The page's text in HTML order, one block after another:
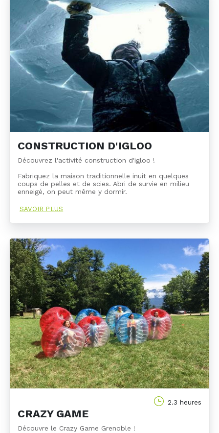
CONSTRUCTION D'IGLOO
Découvrez l'activité construction d'igloo !
Fabriquez la maison traditionnelle inuit en quelques
coups de pelles et de scies. Abri de survie en milieu
enneigé, on peut même y dormir.
SAVOIR PLUS
2.3 heures
CRAZY GAME
Découvre le Crazy Game Grenoble !